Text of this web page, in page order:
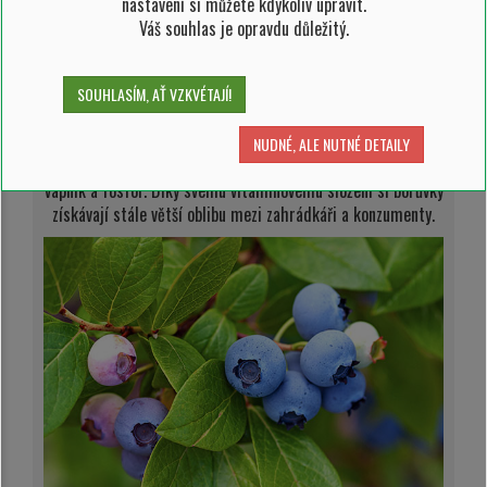
plody uchovat až 2,5 týdne.Přezrálé plody však ztrácejí
Chuťové vlastnosti
Plody odrůdy kanadské borůvky Nelson mají příjemnou
vinnou chuť bez trpké příchutě. Obsahují velké
množství vitamínů skupiny B a C,stejně jako železo,
vápník a fosfor. Díky svému vitamínovému složení si borůvky
získávají stále větší oblibu mezi zahrádkáři a konzumenty.
Váš souhlas je opravdu důležitý.
SOUHLASÍM, AŤ VZKVÉTAJÍ!
NUDNÉ, ALE NUTNÉ DETAILY